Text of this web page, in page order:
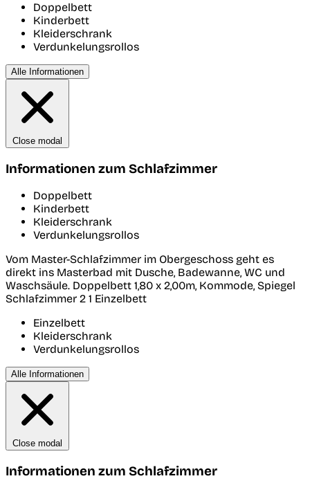
Doppelbett
Kinderbett
Kleiderschrank
Verdunkelungsrollos
Alle Informationen
Close modal
Informationen zum Schlafzimmer
Doppelbett
Kinderbett
Kleiderschrank
Verdunkelungsrollos
Vom Master-Schlafzimmer im Obergeschoss geht es
direkt ins Masterbad mit Dusche, Badewanne, WC und
Waschsäule. Doppelbett 1,80 x 2,00m, Kommode, Spiegel
Schlafzimmer 2 1 Einzelbett
Einzelbett
Kleiderschrank
Verdunkelungsrollos
Alle Informationen
Close modal
Informationen zum Schlafzimmer